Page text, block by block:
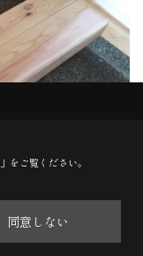
」をご覧ください。
同意しない